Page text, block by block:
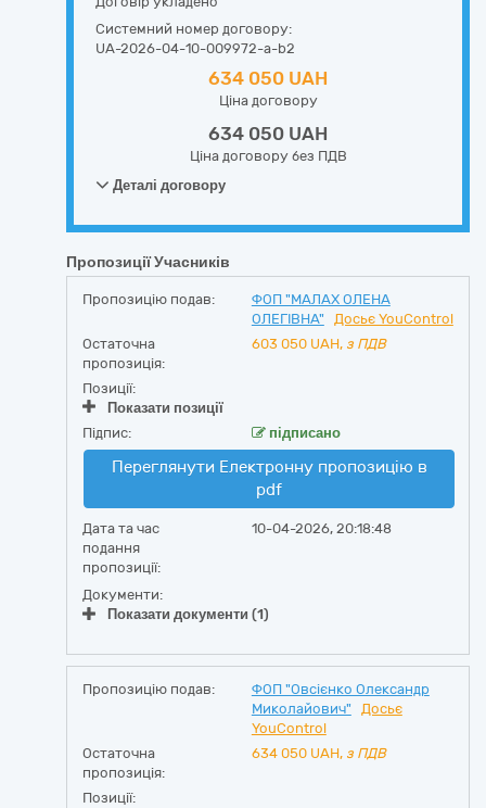
Системний номер договору:
UA-2026-04-10-009972-a-b2
634 050 UAH
Ціна договору
634 050 UAH
Ціна договору без ПДВ
Деталі договору
Пропозиції Учасників
Пропозицію подав:
ФОП "МАЛАХ ОЛЕНА
ОЛЕГІВНА"
Досьє YouControl
Остаточна
пропозиція:
603 050 UAH, з ПДВ
Позиції:
Показати позиції
Підпис:
підписано
Переглянути Електронну пропозицію в
pdf
Дата та час
подання
пропозиції:
10-04-2026, 20:18:48
Документи:
Показати документи (1)
Пропозицію подав:
ФОП "Овсієнко Олександр
Миколайович"
Досьє
YouControl
Остаточна
пропозиція:
634 050 UAH, з ПДВ
Позиції: